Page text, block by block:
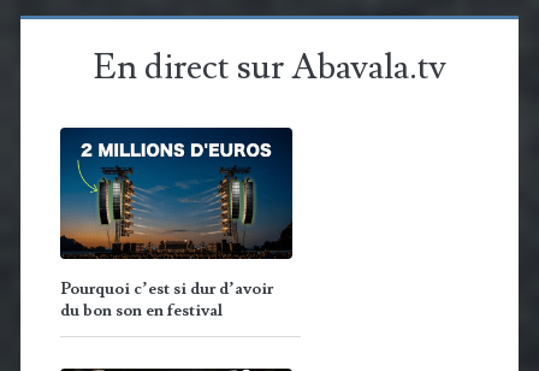
En direct sur Abavala.tv
Pourquoi c’est si dur d’avoir
du bon son en festival